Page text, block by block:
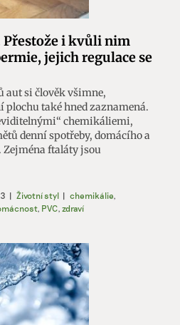
Přestože i kvůli nim
jejich regulace se
aut si člověk všimne,
plochu také hned zaznamená.
chemikáliemi,
denní spotřeby, domácího a
ftaláty jsou
| Životní styl | chemikálie
, PVC zdraví